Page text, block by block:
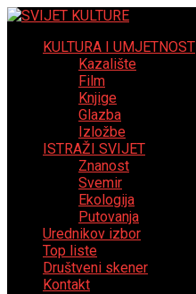
KULTURA I UMJETNOST
Kazalište
Film
Knjige
Glazba
Izložbe
ISTRAŽI SVIJET
Znanost
Svemir
Ekologija
Putovanja
Urednikov izbor
Top liste
Društveni skener
Kontakt